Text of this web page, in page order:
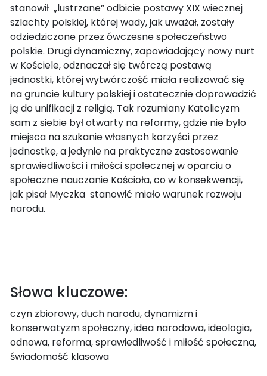
stanowił „lustrzane” odbicie postawy XIX wiecznej
szlachty polskiej, której wady, jak uważał, zostały
odziedziczone przez ówczesne społeczeństwo
polskie. Drugi dynamiczny, zapowiadający nowy nurt
w Kościele, odznaczał się twórczą postawą
jednostki, której wytwórczość miała realizować się
na gruncie kultury polskiej i ostatecznie doprowadzić
ją do unifikacji z religią. Tak rozumiany Katolicyzm
sam z siebie był otwarty na reformy, gdzie nie było
miejsca na szukanie własnych korzyści przez
jednostkę, a jedynie na praktyczne zastosowanie
sprawiedliwości i miłości społecznej w oparciu o
społeczne nauczanie Kościoła, co w konsekwencji,
jak pisał Myczka stanowić miało warunek rozwoju
narodu.
Słowa kluczowe:
czyn zbiorowy, duch narodu, dynamizm i
konserwatyzm społeczny, idea narodowa, ideologia,
odnowa, reforma, sprawiedliwość i miłość społeczna,
świadomość klasowa